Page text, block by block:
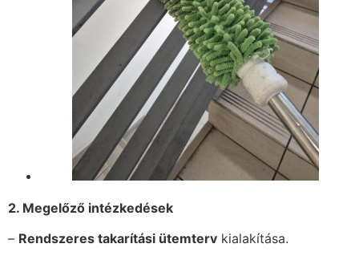
2. Megelőző intézkedések
– Rendszeres takarítási ütemterv kialakítása.